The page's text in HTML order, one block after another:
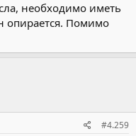
необходимо иметь
опирается. Помимо
#4.259